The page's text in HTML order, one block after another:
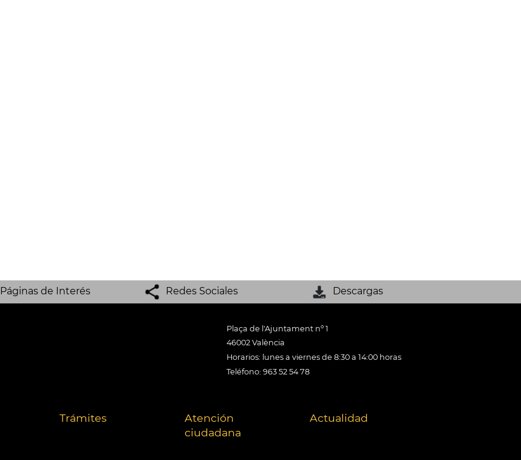
Páginas de Interés Redes Sociales Descargas
Plaça de l'Ajuntament nº 1
46002 València
Horarios: lunes a viernes de 8:30 a 14:00 horas
Teléfono: 963 52 54 78
Trámites
Atención
ciudadana
Actualidad